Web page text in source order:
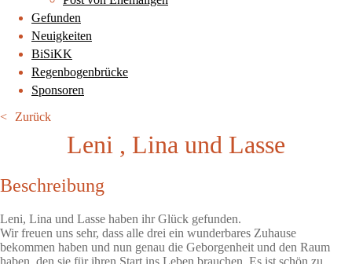
Gefunden
Neuigkeiten
BiSiKK
Regenbogenbrücke
Sponsoren
Zurück
Leni , Lina und Lasse
Beschreibung
Leni, Lina und Lasse haben ihr Glück gefunden.
Wir freuen uns sehr, dass alle drei ein wunderbares Zuhause
bekommen haben und nun genau die Geborgenheit und den Raum
haben, den sie für ihren Start ins Leben brauchen. Es ist schön zu